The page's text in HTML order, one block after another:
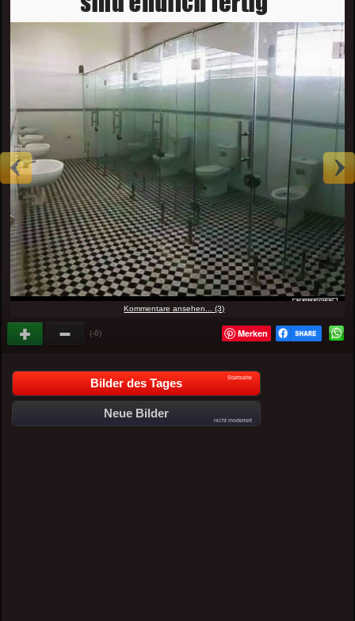
Kommentare ansehen... (3)
(-6) Merken
Bilder des Tages Startseite
Neue Bilder
nicht moderiert